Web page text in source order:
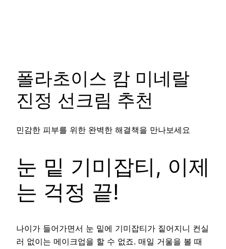
폴라초이스 캄 미네랄
진정 선크림 추천
민감한 피부를 위한 완벽한 해결책을 만나보세요
눈 밑 기미잡티, 이제
는 걱정 끝!
나이가 들어가면서 눈 밑에 기미잡티가 짙어지니 컨실
러 없이는 메이크업을 할 수 없죠. 매일 거울을 볼 때